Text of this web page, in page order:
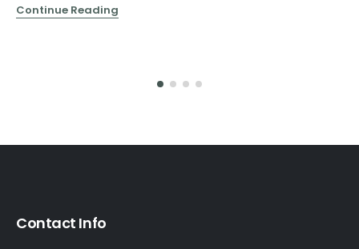
Continue Reading
Contact Info